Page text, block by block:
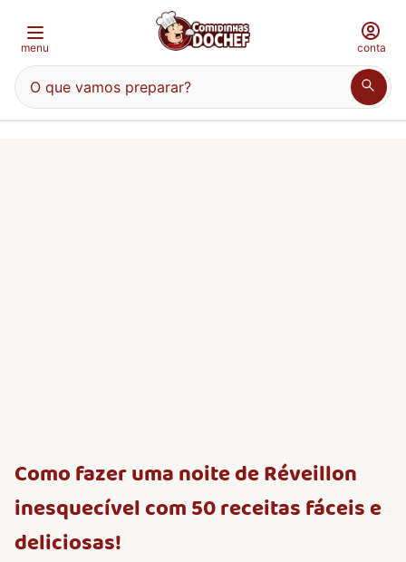
menu
O que vamos preparar?
conta
Como fazer uma noite de Réveillon
inesquecível com 50 receitas fáceis e
deliciosas!